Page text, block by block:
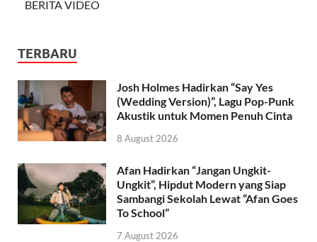
BERITA VIDEO
TERBARU
Josh Holmes Hadirkan “Say Yes
(Wedding Version)”, Lagu Pop-Punk
Akustik untuk Momen Penuh Cinta
8 August 2026
Afan Hadirkan “Jangan Ungkit-
Ungkit”, Hipdut Modern yang Siap
Sambangi Sekolah Lewat “Afan Goes
To School”
7 August 2026